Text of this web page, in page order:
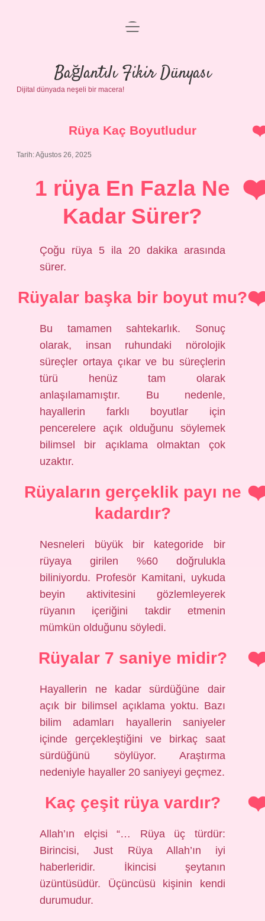
Anasayfa
Gizlilik Politikası
Yasal Uyarı
menüyü
Bağlantılı Fikir Dünyası
Dijital dünyada neşeli bir macera!
Rüya Kaç Boyutludur
Tarih: Ağustos 26, 2025
1 rüya En Fazla Ne
Kadar Sürer?
Çoğu rüya 5 ila 20 dakika arasında
sürer.
Rüyalar başka bir boyut mu?
Bu tamamen sahtekarlık. Sonuç
olarak, insan ruhundaki nörolojik
süreçler ortaya çıkar ve bu süreçlerin
türü henüz tam olarak
anlaşılamamıştır. Bu nedenle,
hayallerin farklı boyutlar için
pencerelere açık olduğunu söylemek
bilimsel bir açıklama olmaktan çok
uzaktır.
Rüyaların gerçeklik payı ne
kadardır?
Nesneleri büyük bir kategoride bir
rüyaya girilen %60 doğrulukla
biliniyordu. Profesör Kamitani, uykuda
beyin aktivitesini gözlemleyerek
rüyanın içeriğini takdir etmenin
mümkün olduğunu söyledi.
Rüyalar 7 saniye midir?
Hayallerin ne kadar sürdüğüne dair
açık bir bilimsel açıklama yoktu. Bazı
bilim adamları hayallerin saniyeler
içinde gerçekleştiğini ve birkaç saat
sürdüğünü söylüyor. Araştırma
nedeniyle hayaller 20 saniyeyi geçmez.
Kaç çeşit rüya vardır?
Allah’ın elçisi “… Rüya üç türdür:
Birincisi, Just Rüya Allah’ın iyi
haberleridir. İkincisi şeytanın
üzüntüsüdür. Üçüncüsü kişinin kendi
durumudur.